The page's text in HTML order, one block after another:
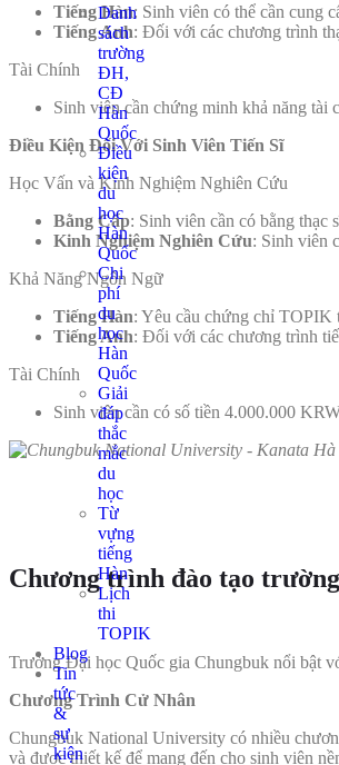
Danh
sách
trường
ĐH,
CĐ
Hàn
Quốc
Điều
kiện
du
học
Hàn
Quốc
Chi
phí
du
học
Hàn
Quốc
Giải
đáp
thắc
mắc
du
học
Từ
vựng
tiếng
Hàn
Lịch
thi
TOPIK
Blog
Tin
tức
&
sự
kiện
Tiếng Hàn: Sinh viên có thể cần cung
Tiếng Anh: Đối với các chương trình
Tài Chính
Sinh viên cần chứng minh khả năng
Điều Kiện Đối Với Sinh Viên Tiến Sĩ
Học Vấn và Kinh Nghiệm Nghiên Cứu
Bằng Cấp: Sinh viên cần có bằng
Kinh Nghiệm Nghiên Cứu: Sinh viên
Khả Năng Ngôn Ngữ
Tiếng Hàn: Yêu cầu chứng chỉ TOPIK
Tiếng Anh: Đối với các chương trình
Tài Chính
Sinh viên cần có số tiền 4.000.000
Chương trình đào tạo
Trường Đại học Quốc gia Chungbuk nổi bật
Chương Trình Cử Nhân
Chungbuk National University có nhiều
và được thiết kế để mang đến cho sinh viên